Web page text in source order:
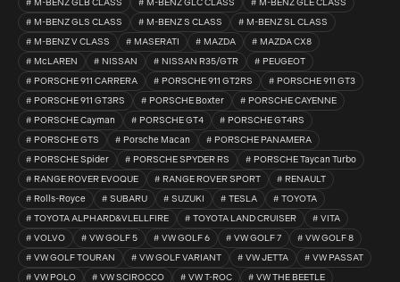
M-BENZ GLB CLASS M-BENZ GLC CLASS
M-BENZ GLE CLASS
M-BENZ GLS CLASS
M-BENZ S CLASS
M-BENZ SL CLASS
M-BENZ V CLASS
MASERATI MAZDA
MAZDA CX8
McLAREN
NISSAN NISSAN R35/GTR
PEUGEOT
PORSCHE 911 CARRERA
PORSCHE 911 GT2RS
PORSCHE 911 GT3
PORSCHE 911 GT3RS
PORSCHE Boxter
PORSCHE CAYENNE
PORSCHE Cayman
PORSCHE GT4
PORSCHE GT4RS
PORSCHE GTS
Porsche Macan
PORSCHE PANAMERA
PORSCHE Spider
PORSCHE SPYDER RS
PORSCHE Taycan Turbo
RANGE ROVER EVOQUE
RANGE ROVER SPORT
RENAULT
Rolls-Royce
SUBARU SUZUKI TESLA
TOYOTA
TOYOTA ALPHARD&VLELLFIRE
TOYOTA LAND CRUISER
VITA
VOLVO
VW GOLF 5 VW GOLF 6 VW GOLF 7
VW GOLF 8
VW GOLF TOURAN
VW GOLF VARIANT VW JETTA
VW PASSAT
VW POLO
VW SCIROCCO VW T-ROC
VW THE BEETLE